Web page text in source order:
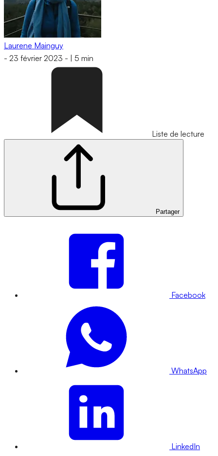
Laurene Mainguy
- 23 février 2023 - 5 min
Liste de lecture
Partager
Facebook
WhatsApp
LinkedIn